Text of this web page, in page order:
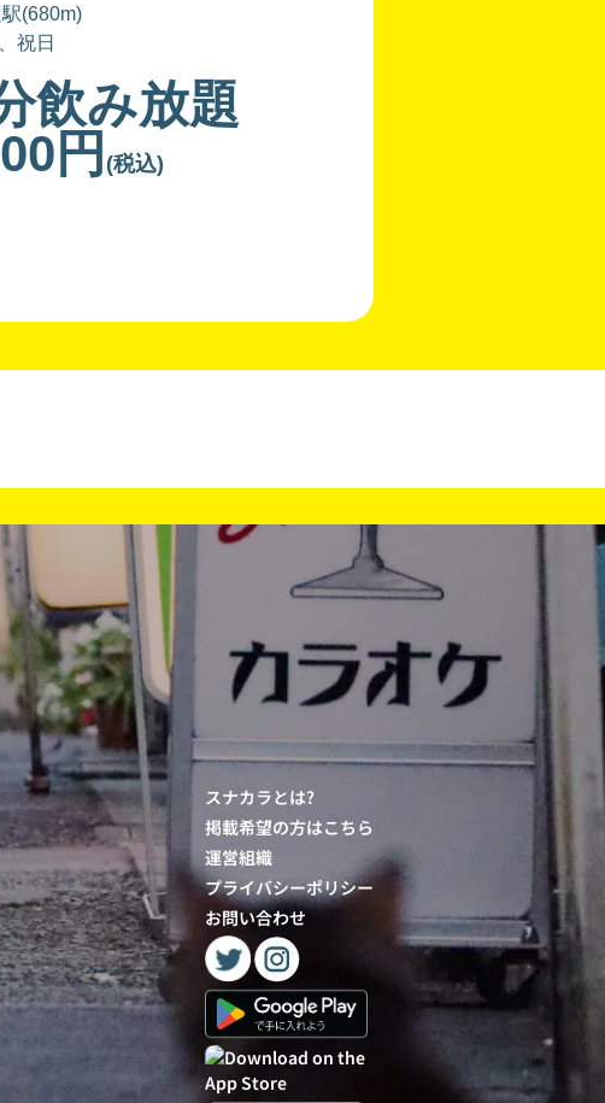
(680m)
祝日
飲み放題
円 (税込)
スナカラとは?
掲載希望の方はこちら
運営組織
プライバシーポリシー
お問い合わせ